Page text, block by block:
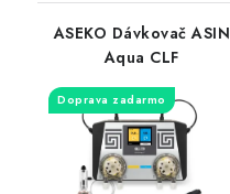
ASEKO Dávkovač ASIN
Aqua CLF
Doprava zadarmo